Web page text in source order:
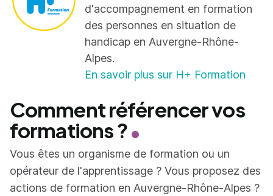
d'accompagnement en formation
des personnes en situation de
handicap en Auvergne-Rhône-
Alpes.
En savoir plus sur H+ Formation
Comment référencer vos
formations ?
Vous êtes un organisme de formation ou un
opérateur de l'apprentissage ? Vous proposez des
actions de formation en Auvergne-Rhône-Alpes ?